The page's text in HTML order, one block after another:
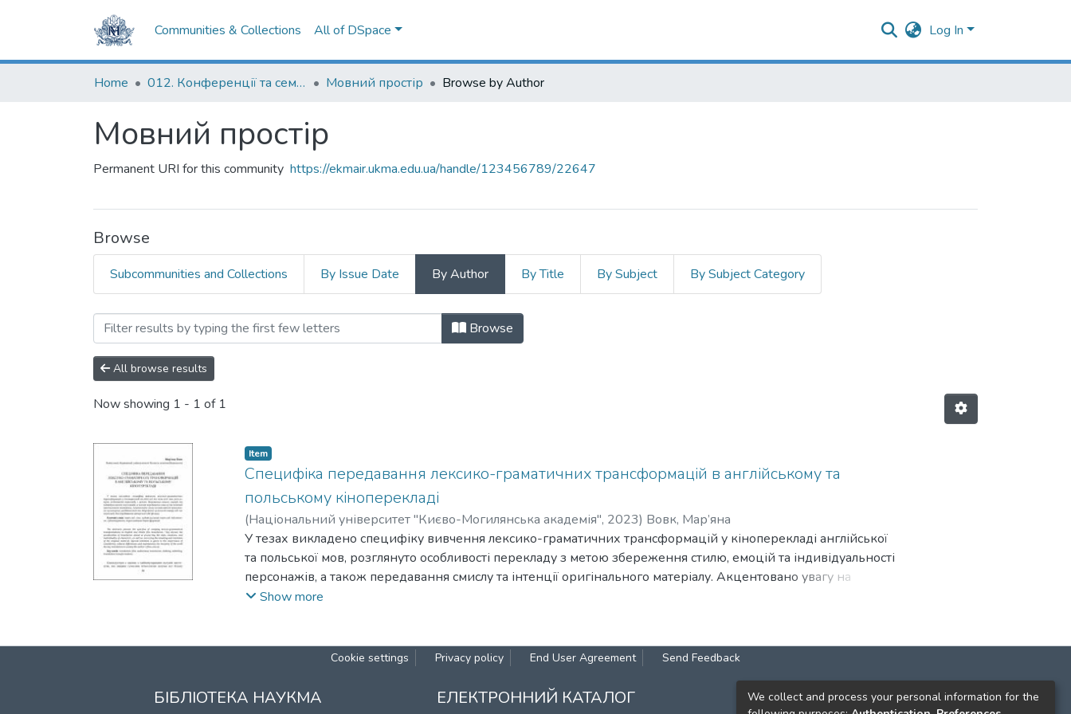
Communities & Collections All of DSpace Log In
Home 012. Конференції та семінари НаУКМА Мовний простір Browse by Author
Мовний простір
Permanent URI for this community https://ekmair.ukma.edu.ua/handle/123456789/22647
Browse
Subcommunities and Collections By Issue Date By Author By Title By Subject By Subject Category
Browsing Мовний простір by Author "Вовк, Мар’яна"
Browse
All browse results
Now showing 1 - 1 of 1
Item
Специфіка передавання лексико-граматичних трансформацій в англійському та
польському кіноперекладі
(Національний університет "Києво-Могилянська академія", 2023) Вовк, Мар’яна
У тезах викладено специфіку вивчення лексико-граматичних трансформацій у кіноперекладі англійської
та польської мов, розглянуто особливості перекладу з метою збереження стилю, емоцій та індивідуальності
персонажів, а також передавання смислу та інтенції оригінального матеріалу. Акцентовано увагу на
важливості врахування культурних розбіжностей та збереженні цілісності твору під час перекладу для
Show more
Cookie settings Privacy policy End User Agreement Send Feedback
БІБЛІОТЕКА НАУКМА ЕЛЕКТРОННИЙ КАТАЛОГ КОНТАКТИ
We collect and process your personal information for the